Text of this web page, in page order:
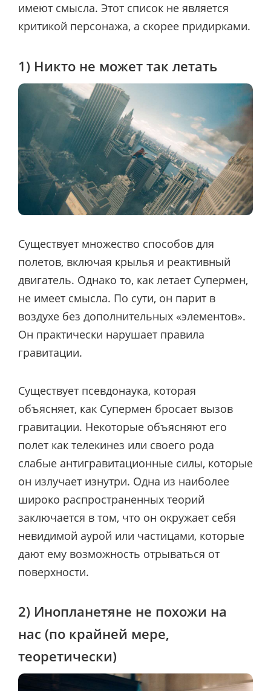
имеют смысла. Этот список не является
критикой персонажа, а скорее придирками.
1) Никто не может так летать
Существует множество способов для
полетов, включая крылья и реактивный
двигатель. Однако то, как летает Супермен,
не имеет смысла. По сути, он парит в
воздухе без дополнительных «элементов».
Он практически нарушает правила
гравитации.
Существует псевдонаука, которая
объясняет, как Супермен бросает вызов
гравитации. Некоторые объясняют его
полет как телекинез или своего рода
слабые антигравитационные силы, которые
он излучает изнутри. Одна из наиболее
широко распространенных теорий
заключается в том, что он окружает себя
невидимой аурой или частицами, которые
дают ему возможность отрываться от
поверхности.
2) Инопланетяне не похожи на
нас (по крайней мере,
теоретически)